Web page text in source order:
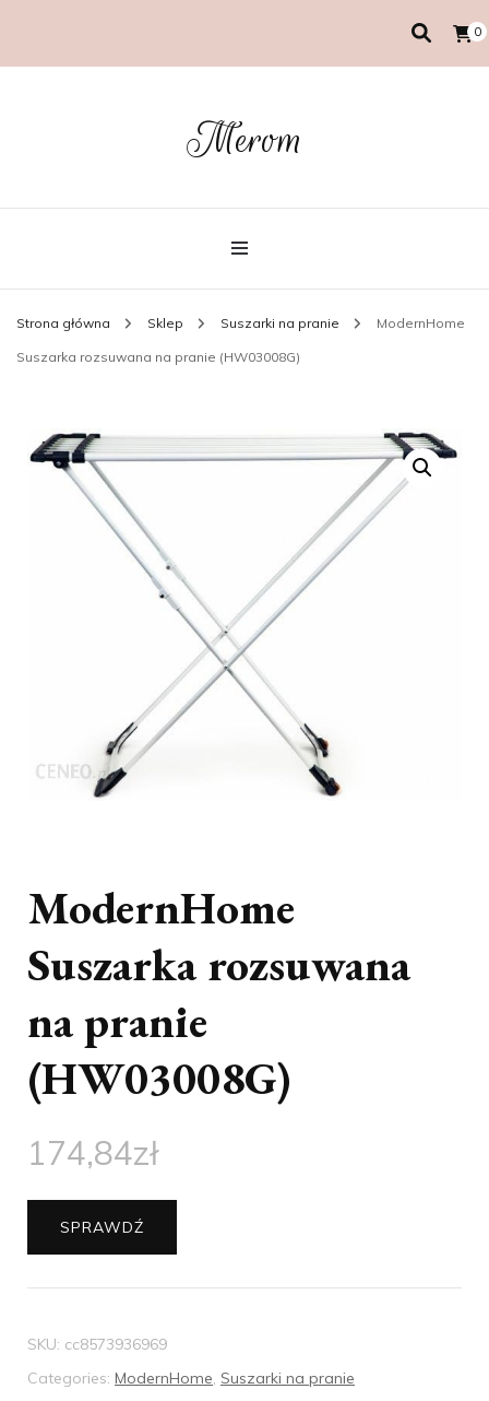
0
Merom
Strona główna Sklep Suszarki na pranie ModernHome
Suszarka rozsuwana na pranie (HW03008G)
ModernHome
Suszarka rozsuwana
na pranie
(HW03008G)
174,84zł
SPRAWDŹ
SKU: cc8573936969
Categories: ModernHome, Suszarki na pranie